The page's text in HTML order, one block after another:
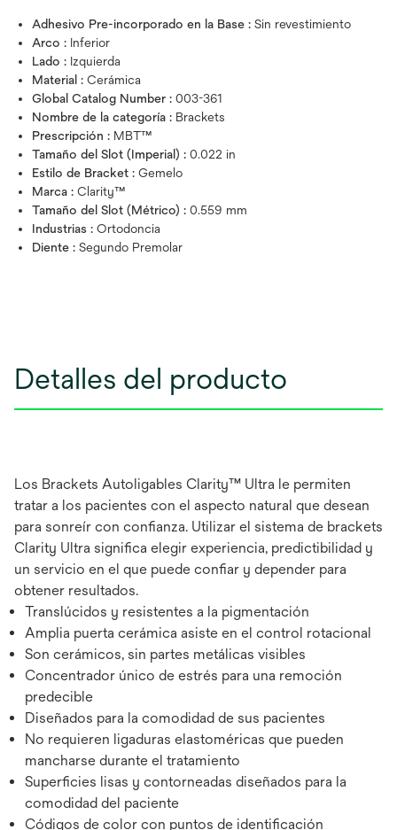
Adhesivo Pre-incorporado en la Base : Sin revestimiento
Arco : Inferior
Lado : Izquierda
Material : Cerámica
Global Catalog Number : 003-361
Nombre de la categoría : Brackets
Prescripción : MBT™
Tamaño del Slot (Imperial) : 0.022 in
Estilo de Bracket : Gemelo
Marca : Clarity™
Tamaño del Slot (Métrico) : 0.559 mm
Industrias : Ortodoncia
Diente : Segundo Premolar
Detalles del producto
Los Brackets Autoligables Clarity™ Ultra le permiten
tratar a los pacientes con el aspecto natural que desean
para sonreír con confianza. Utilizar el sistema de brackets
Clarity Ultra significa elegir experiencia, predictibilidad y
un servicio en el que puede confiar y depender para
obtener resultados.
Translúcidos y resistentes a la pigmentación
Amplia puerta cerámica asiste en el control rotacional
Son cerámicos, sin partes metálicas visibles
Concentrador único de estrés para una remoción
predecible
Diseñados para la comodidad de sus pacientes
No requieren ligaduras elastoméricas que pueden
mancharse durante el tratamiento
Superficies lisas y contorneadas diseñados para la
comodidad del paciente
Códigos de color con puntos de identificación